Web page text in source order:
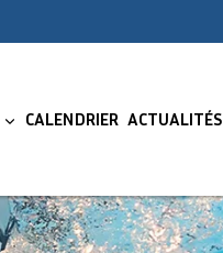
CALENDRIER ACTUALITÉS